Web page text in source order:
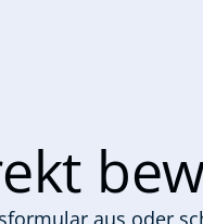
aus oder